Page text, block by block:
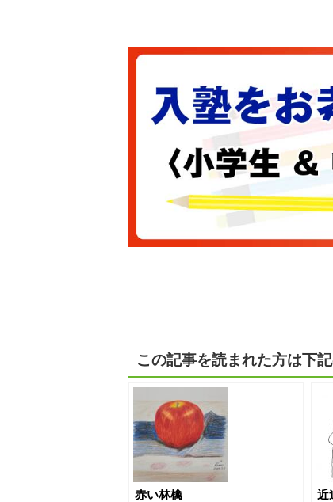
この記事を読まれた方は下
赤い林檎 近